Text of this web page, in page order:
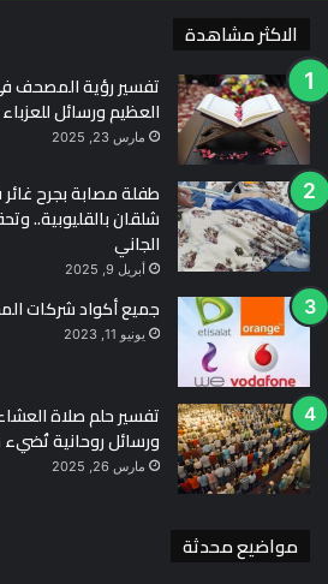
الاكثر مشاهدة
تفسير رؤية المصحف في
العظيم ورسائل
مارس 23, 2025
طفلة مصابة بجرح
شلقان بالقليوبية..
الجاني
أبريل 9, 2025
جميع أكواد شركات
يونيو 11, 2023
تفسير حلم صلاة
ورسائل روحانية تُضيء
مارس 26, 2025
مواضيع محدثة